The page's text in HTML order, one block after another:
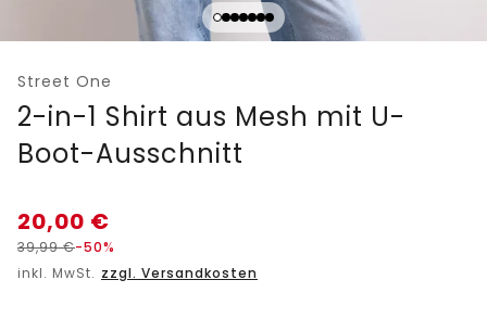
Street One
2-in-1 Shirt aus Mesh mit U-
Boot-Ausschnitt
20,00 €
39,99€-50%
inkl. MwSt. zzgl. Versandkosten